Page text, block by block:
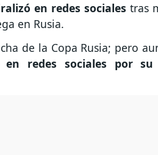
en redes sociales tras
en Rusia.
de la Copa Rusia; pero
en redes sociales por